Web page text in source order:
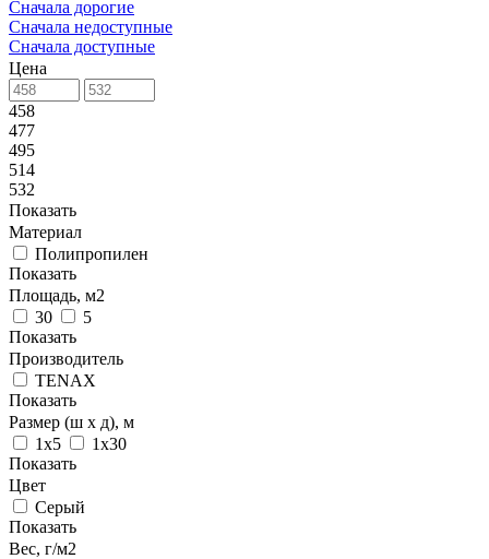
Сначала дорогие
Сначала недоступные
Сначала доступные
Цена
458
477
495
514
532
Показать
Материал
Полипропилен
Показать
Площадь, м2
30
5
Показать
Производитель
TENAX
Показать
Размер (ш х д), м
1х5
1х30
Показать
Цвет
Серый
Показать
Вес, г/м2